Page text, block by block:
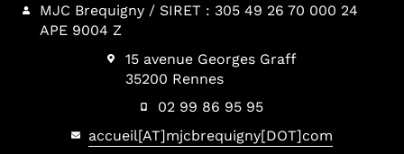
MJC Brequigny / SIRET : 305 49 26 70 000 24
APE 9004 Z
15 avenue Georges Graff
35200 Rennes
02 99 86 95 95
accueil[AT]mjcbrequigny[DOT]com